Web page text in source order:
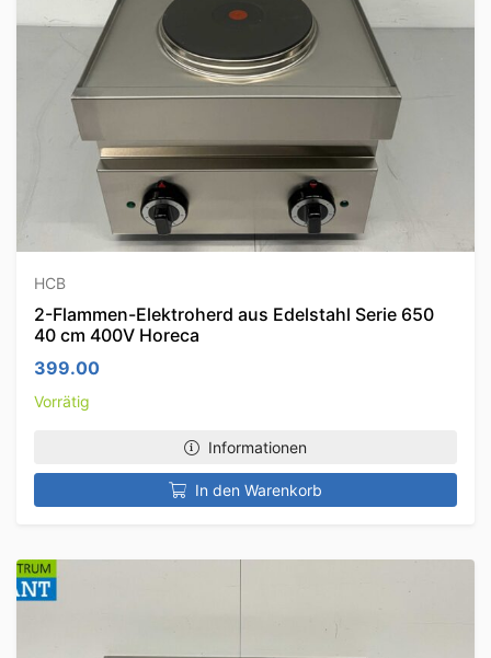
HCB
2-Flammen-Elektroherd aus Edelstahl Serie 650
40 cm 400V Horeca
399.00
Vorrätig
Informationen
In den Warenkorb